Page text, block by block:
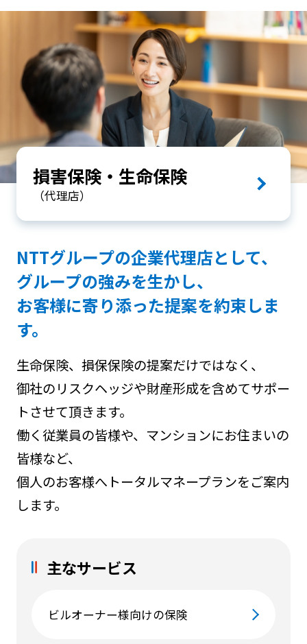
損害保険・生命保険
（代理店）
NTTグループの企業代理店として、
グループの強みを生かし、
お客様に寄り添った提案を約束しま
す。
生命保険、損保保険の提案だけではなく、
御社のリスクヘッジや財産形成を含めてサポー
トさせて頂きます。
働く従業員の皆様や、マンションにお住まいの
皆様など、
個人のお客様へトータルマネープランをご案内
します。
主なサービス
ビルオーナー様向けの保険